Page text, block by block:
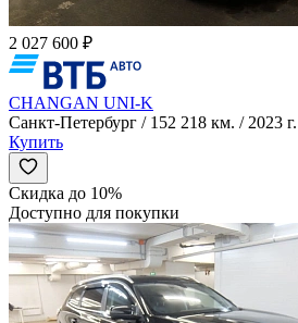
2 027 600 ₽
CHANGAN UNI-K
Санкт-Петербург / 152 218 км. / 2023 г.
Купить
Скидка до 10%
Доступно для покупки